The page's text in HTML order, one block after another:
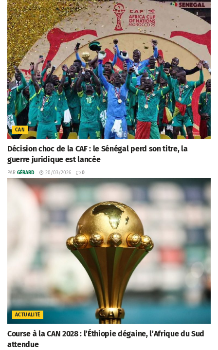
CAN
Décision choc de la CAF : le Sénégal perd son titre, la
guerre juridique est lancée
PAR GÉRARD 20/03/2026 0
ACTUALITÉ
Course à la CAN 2028 : l’Éthiopie dégaine, l’Afrique du Sud
attendue